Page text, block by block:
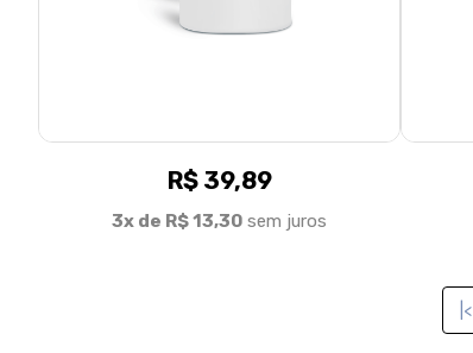
R$ 39,89
3x de R$ 13,30 sem juros
|<